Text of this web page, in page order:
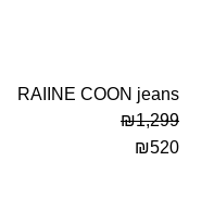
RAIINE COON jeans
₪1,299
₪520